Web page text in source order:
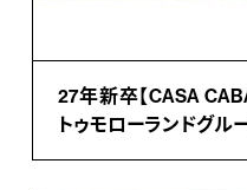
27年新卒【CASA
トゥモローランドグル